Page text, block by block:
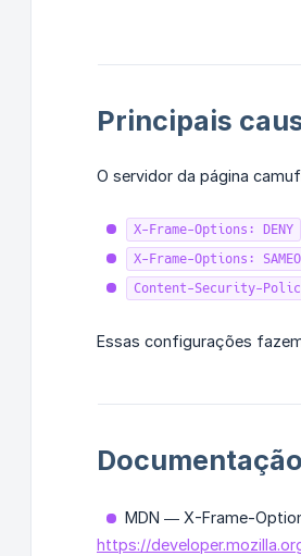
Principais
O servidor da página
X-Frame-Options: DENY
X-Frame-Options:
Content-Security-
Essas configurações
MDN — X-Frame-
https://